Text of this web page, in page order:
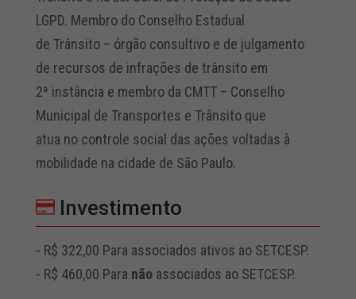
LGPD. Membro do Conselho Estadual
de Trânsito – órgão consultivo e de julgamento
de recursos de infrações de trânsito em
2ª instância e membro da CMTT – Conselho
Municipal de Transportes e Trânsito que
atua no controle social das ações voltadas à
mobilidade na cidade de São Paulo.
Investimento
- R$ 322,00 Para associados ativos ao SETCESP.
- R$ 460,00 Para não associados ao SETCESP.